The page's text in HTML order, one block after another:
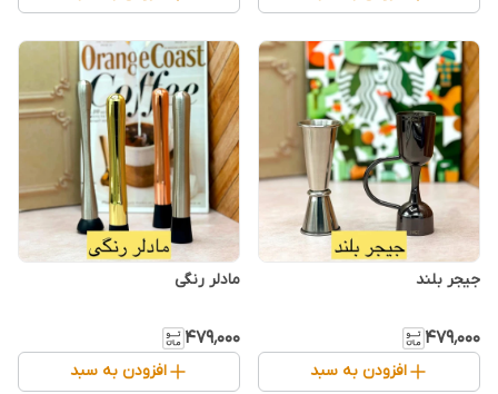
جیجر بلند
۴۷۹٬۰۰۰
افزودن به سبد
مادلر رنگی
۴۷۹٬۰۰۰
افزودن به سبد